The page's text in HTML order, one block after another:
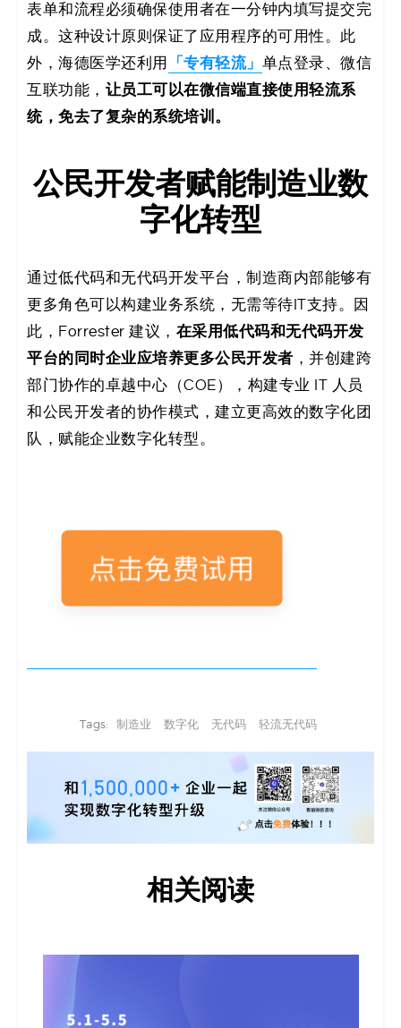
表单和流程必须确保使用者在一分钟内填写提交完
成。这种设计原则保证了应用程序的可用性。此
外，海德医学还利用
「专有轻流」 单点登录、微信
互联功能， 让员工可以在微信端直接使用轻流系
统，免去了复杂的系统培训。
公民开发者赋能制造业数
字化转型
通过低代码和无代码开发平台，制造商内部能够有
更多角色可以构建业务系统，无需等待IT支持。因
此，Forrester 建议， 在采用低代码和无代码开发
平台的同时企业应培养更多公民开发者 ，并创建跨
部门协作的卓越中心（COE），构建专业 IT 人员
和公民开发者的协作模式，建立更高效的数字化团
队，赋能企业数字化转型。
Tags: 制造业 数字化 无代码 轻流无代码
相关阅读